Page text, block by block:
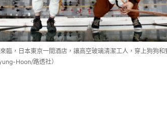
臨，日本東京一間酒店，讓高空玻璃清潔工人，穿上狗狗
Hoon/路透社）